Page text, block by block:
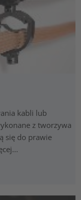
kabli lub
z tworzywa
się do prawie